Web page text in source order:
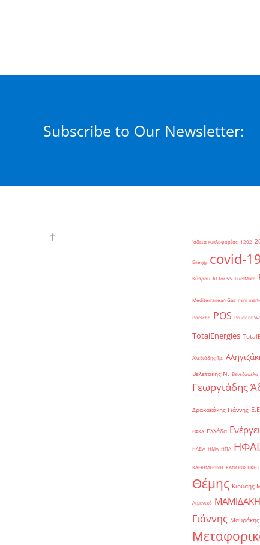
Subscribe to Our Newsletter:
'άδεια κυκλοφορίας 1202
Energy covid-
Κύπρου fit for 55 FuelMate
Mediterranean Gas mini
Porsche POS Prudent
TotalEnergies
Αλεξιάδης Τρ.
Βελετάκης Ν. Βενεζουέλα
Γεωργιάδης
Δρακακάκης Γιάννης
ΕΦΚΑ Ελλάδα
ΗΛΕΙΑ ΗΜΑ ΗΠΑ
ΚΑΘΗΜΕΡΙΝΗ ΚΑΝΟΝΙΣΤΙΚΗ
Θέμης Κιούσης
Λιμενικό
Γιάννης